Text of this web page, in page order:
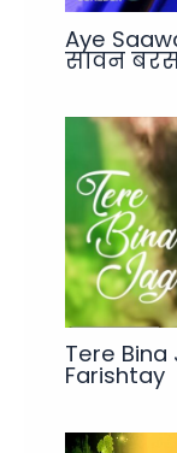
Aye
सावन
Tere
Farishtay